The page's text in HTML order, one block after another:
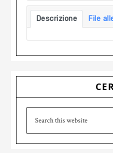
Descrizione File
Primary
Sidebar
this